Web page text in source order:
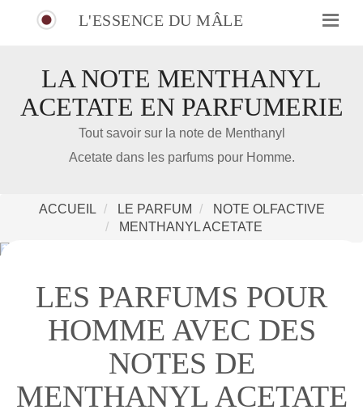
L'ESSENCE DU MÂLE
LA NOTE MENTHANYL
ACETATE EN PARFUMERIE
Tout savoir sur la note de Menthanyl
Acetate dans les parfums pour Homme.
ACCUEIL LE PARFUM
NOTE OLFACTIVE
MENTHANYL ACETATE
LES PARFUMS POUR
HOMME AVEC DES
NOTES DE
MENTHANYL ACETATE
IDÉE CADEAU DE NOËL